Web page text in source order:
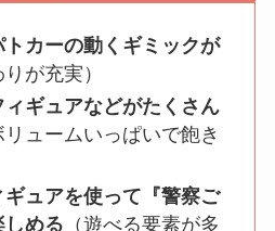
カーの動くギミックが
が充実）
ギュアなどがたくさん
リュームいっぱいで飽き
ュアを使って『警察ご
しめる （遊べる要素が多